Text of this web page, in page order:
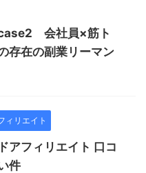
会社員×筋ト
存在の副業リーマン
ィリエイト
アフィリエイト 口コ
件